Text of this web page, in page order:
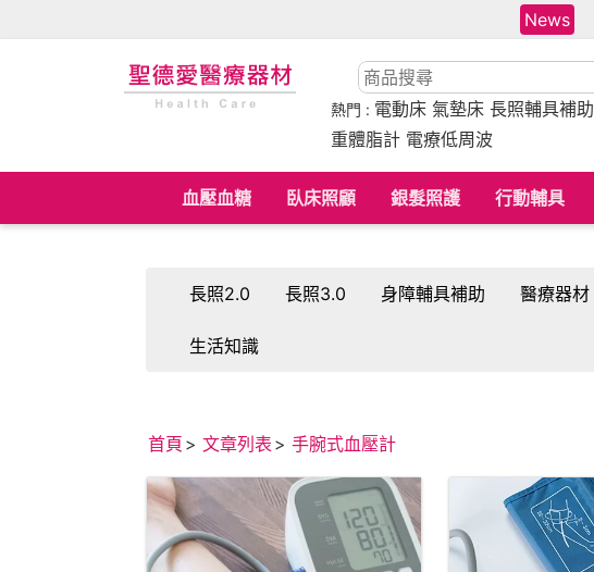
News
熱門 : 電動床 氣墊床 長照輔具補助
重體脂計 電療低周波
血壓血糖 臥床照顧 銀髮照護 行動輔具
長照2.0 長照3.0 身障輔具補助 醫療器材
生活知識
首頁 文章列表 手腕式血壓計